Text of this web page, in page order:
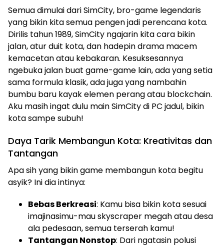
Semua dimulai dari SimCity, bro-game legendaris
yang bikin kita semua pengen jadi perencana kota.
Dirilis tahun 1989, SimCity ngajarin kita cara bikin
jalan, atur duit kota, dan hadepin drama macem
kemacetan atau kebakaran. Kesuksesannya
ngebuka jalan buat game-game lain, ada yang setia
sama formula klasik, ada juga yang nambahin
bumbu baru kayak elemen perang atau blockchain.
Aku masih ingat dulu main SimCity di PC jadul, bikin
kota sampe subuh!
Daya Tarik Membangun Kota: Kreativitas dan
Tantangan
Apa sih yang bikin game membangun kota begitu
asyik? Ini dia intinya:
Bebas Berkreasi: Kamu bisa bikin kota sesuai
imajinasimu-mau skyscraper megah atau desa
ala pedesaan, semua terserah kamu!
Tantangan Nonstop: Dari ngatasin polusi